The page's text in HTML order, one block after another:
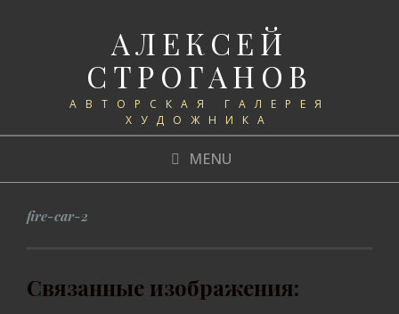
АЛЕКСЕЙ
СТРОГАНОВ
АВТОРСКАЯ ГАЛЕРЕЯ
ХУДОЖНИКА
MENU
fire-car-2
Связанные изображения: